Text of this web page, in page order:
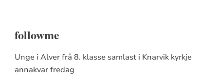
followme
Unge i Alver frå 8. klasse samlast i Knarvik kyrkje
annakvar fredag